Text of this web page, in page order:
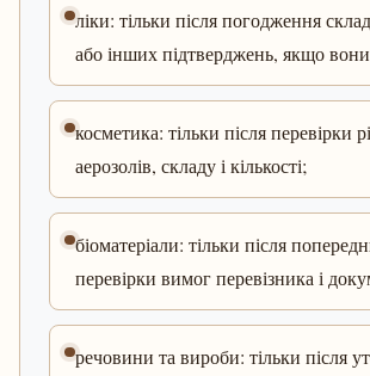
ліки: тільки після погодження
або інших підтверджень, якщо вони
косметика: тільки після перевірки
аерозолів, складу і кількості;
біоматеріали: тільки після
перевірки вимог перевізника і
речовини та вироби: тільки після